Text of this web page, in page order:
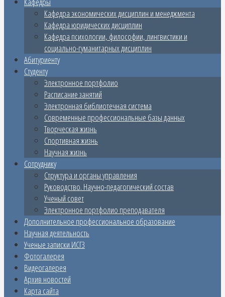
Кафедра экономических дисциплин и менеджмента
Кафедра юридических дисциплин
Кафедра психологии, философии, лингвистики и
социально-гуманитарных дисциплин
Абитуриенту
Студенту
Электронное портфолио
Расписание занятий
Электронная библиотечная система
Современные профессиональные базы данных
Творческая жизнь
Спортивная жизнь
Научная жизнь
Сотруднику
Структура и органы управления
Руководство. Научно-педагогический состав
Ученый совет
Электронное портфолио преподавателя
Дополнительное профессиональное образование
Научная деятельность
Ученые записки ИСГЗ
Фотогалерея
Видеогалерея
Архив новостей
Карта сайта